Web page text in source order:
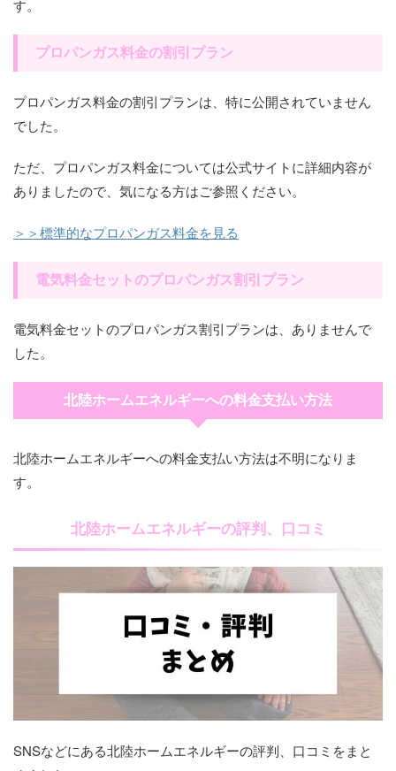
す。
プロパンガス料金の割引プラン
プロパンガス料金の割引プランは、特に公開されていません
でした。
ただ、プロパンガス料金については公式サイトに詳細内容が
ありましたので、気になる方はご参照ください。
＞＞標準的なプロパンガス料金を見る
電気料金セットのプロパンガス割引プラン
電気料金セットのプロパンガス割引プランは、ありませんで
した。
北陸ホームエネルギーへの料金支払い方法
北陸ホームエネルギーへの料金支払い方法は不明になりま
す。
北陸ホームエネルギーの評判、口コミ
SNSなどにある北陸ホームエネルギーの評判、口コミをまと